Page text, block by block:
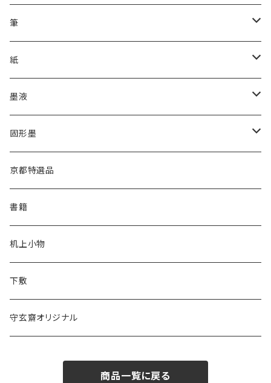
筆
漢字用
高誠堂
あかしや
長栄堂
菊壽堂
唐筆
かな用
高誠堂
あかしや
長栄堂
菊壽堂
紙
漢字用
半紙
半切
1.75×7.5
かな用
半紙
半切
1.75×7.5
墨液
漢字用
かな用
固形墨
漢字用
かな用
京都特選品
書籍
机上小物
下敷
守玄齋オリジナル
商品一覧に戻る